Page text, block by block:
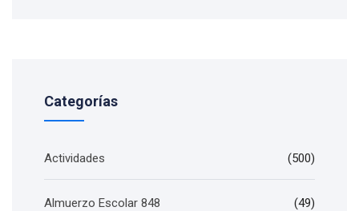
Categorías
Actividades (500)
Almuerzo Escolar 848 (49)